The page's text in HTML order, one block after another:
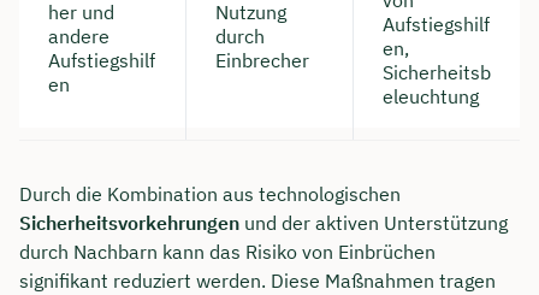
her und
andere
Aufstiegshilf
en
Nutzung
durch
Einbrecher
Aufstiegshilf
en,
Sicherheitsb
eleuchtung
Durch die Kombination aus technologischen
Sicherheitsvorkehrungen und der aktiven Unterstützung
durch Nachbarn kann das Risiko von Einbrüchen
signifikant reduziert werden. Diese Maßnahmen tragen